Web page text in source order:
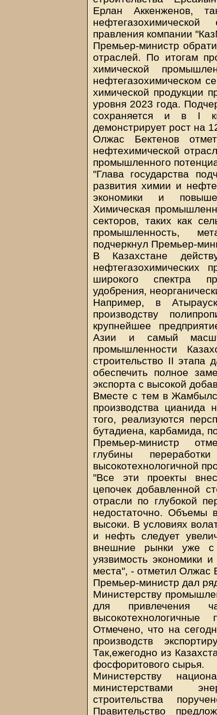
Ерлан Аккенженов,
правления компании
Премьер-министр
отраслей. По итогам
химической
нефтегазохимическом
химической продукции
уровня 2023 года.
сохраняется и в I
демонстрирует рост на
Олжас Бектенов
нефтехимической
промышленного
"Глава государства
развития химии и
экономики и
Химическая
секторов, таких как
промышленность,
подчеркнул Премьер-
В Казахстане
нефтегазохимических
широкого спектра
удобрения,
Например, в
производству
крупнейшее
Азии и самый
промышленности
строительство II этапа
обеспечить полное
экспорта с высокой
Вместе с тем в
производства цианида
того, реализуются
бутадиена, карбамида,
Премьер-министр
глубины
высокотехнологичной
"Все эти проекты
цепочек добавленной
отрасли по глубокой
недостаточно. Объемы
высоки. В условиях
и нефть следует
внешние рынки уже с
уязвимость экономики
места", - отметил Олжас
Премьер-министр дал
Министерству
для привлечения
Отмечено, что на
производств
Так,ежегодно из
фосфоритового сырья.
Министерству
министерствами
строительства
Правительство